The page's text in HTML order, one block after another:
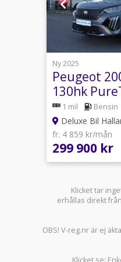
1
Ny 2025
Peugeot
130hk
Automat
år
1 mil Bensin
Deluxe Bil
fr. 4 859 kr/mån
299 900 kr
Klicket tar
erhållas direkt
OBS! V-reg.nr är ej
Klicket.se: